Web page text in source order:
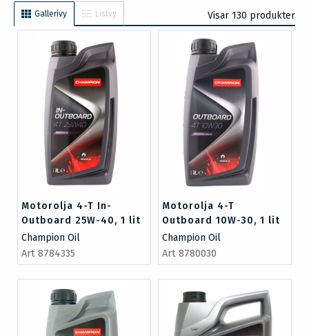
Gallerivy Listvy Visar 130 produkter
Motorolja 4-T In-
Outboard 25W-40, 1 lit
Champion Oil
Art 8784335
Motorolja 4-T
Outboard 10W-30, 1 lit
Champion Oil
Art 8780030